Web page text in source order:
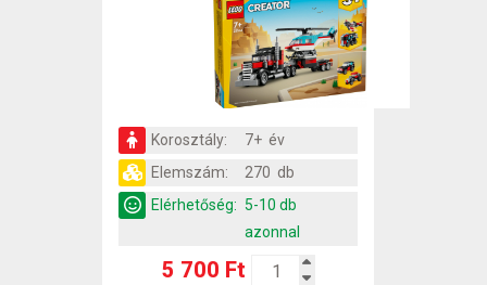
Korosztály:
7+ év
Elemszám:
270 db
Elérhetőség: 5-10 db
azonnal
5 700 Ft